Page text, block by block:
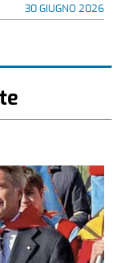
30 GIUGNO 2026